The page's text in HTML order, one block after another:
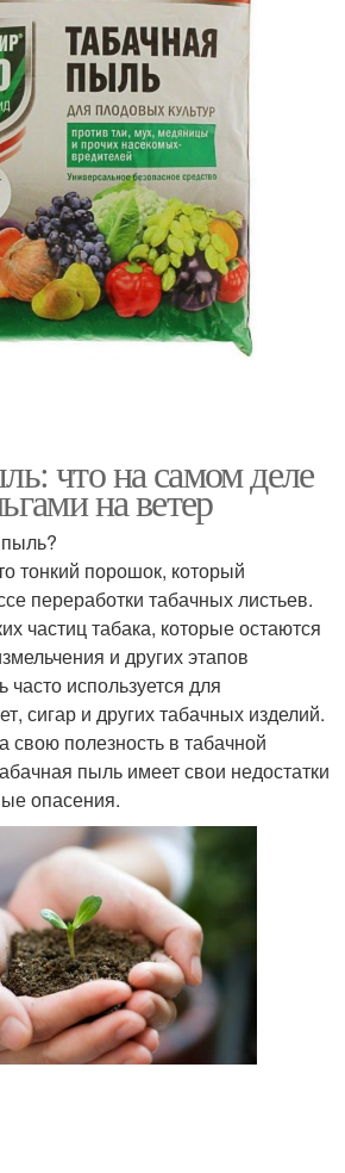
что на самом деле
на ветер
тонкий порошок, который
переработки табачных листьев.
частиц табака, которые остаются
и других этапов
используется для
сигар и других табачных изделий.
свою полезность в табачной
пыль имеет свои недостатки
опасения.